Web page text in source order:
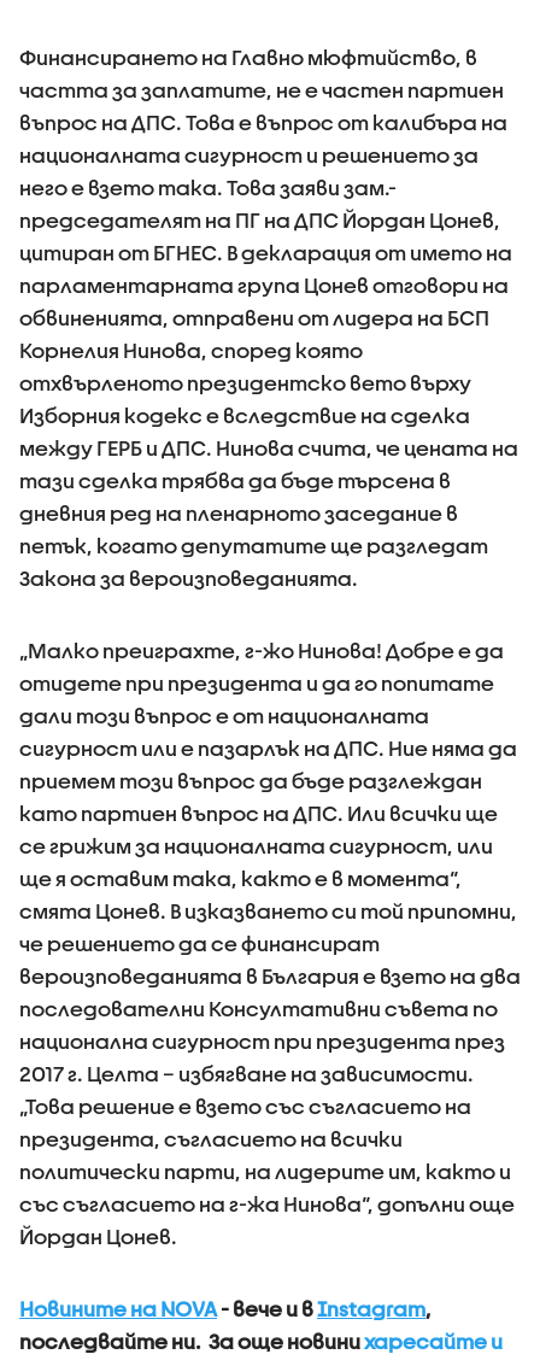
Финансирането на Главно мюфтийство, в
частта за заплатите, не е частен партиен
въпрос на ДПС. Това е въпрос от калибъра на
националната сигурност и решението за
него е взето така. Това заяви зам.-
председателят на ПГ на ДПС Йордан Цонев,
цитиран от БГНЕС. В декларация от името на
парламентарната група Цонев отговори на
обвиненията, отправени от лидера на БСП
Корнелия Нинова, според която
отхвърленото президентско вето върху
Изборния кодекс е вследствие на сделка
между ГЕРБ и ДПС. Нинова счита, че цената на
тази сделка трябва да бъде търсена в
дневния ред на пленарното заседание в
петък, когато депутатите ще разгледат
Закона за вероизповеданията.
„Малко преиграхте, г-жо Нинова! Добре е да
отидете при президента и да го попитате
дали този въпрос е от националната
сигурност или е пазарлък на ДПС. Ние няма да
приемем този въпрос да бъде разглеждан
като партиен въпрос на ДПС. Или всички ще
се грижим за националната сигурност, или
ще я оставим така, както е в момента“,
смята Цонев. В изказването си той припомни,
че решението да се финансират
вероизповеданията в България е взето на два
последователни Консултативни съвета по
национална сигурност при президента през
2017 г. Целта – избягване на зависимости.
„Това решение е взето със съгласието на
президента, съгласието на всички
политически парти, на лидерите им, както и
със съгласието на г-жа Нинова“, допълни още
Йордан Цонев.
Новините на NOVA- вече и вInstagram,
последвайте ни. За още новинихаресайте и